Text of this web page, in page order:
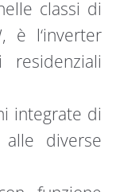
classi di
è l‘inverter
integrate di
diverse